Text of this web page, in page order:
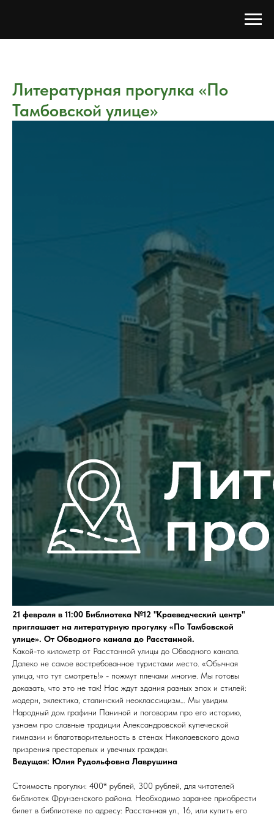
Литературная прогулка «По
Тамбовской улице»
21 февраля в 11:00 Библиотека №12 "Краеведческий центр"
приглашает на литературную прогулку «По Тамбовской
улице». От Обводного канала до Расстанной.
Какой-то километр от Расстанной улицы до Обводного канала.
Далеко не самое востребованное туристами место. «Обычная
улица, что тут смотреть!» - пожмут плечами многие. Мы готовы
доказать, что это не так! Нас ждут здания разных эпох и стилей:
модерн, эклектика, сталинский неоклассицизм… Мы увидим
Народный дом графини Паниной и поговорим про его историю,
узнаем про славные традиции Александровской купеческой
гимназии и благотворительность в стенах Николаевского дома
призрения престарелых и увечных граждан.
Ведущая: Юлия Рудольфовна Лаврушина
Стоимость прогулки: 400* рублей, 300 рублей, для читателей
библиотек Фрунзенского района. Необходимо заранее приобрести
билет в библиотеке по адресу: Расстанная ул., 16, или купить его